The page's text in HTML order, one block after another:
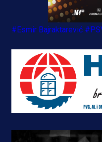
#Esmir Bajraktarević